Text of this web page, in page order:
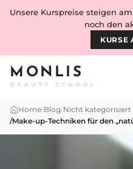
Skip to content
MONLIS
BEAUTY SCHOOL
Unsere Kurspreise steigen
noch den
KURSE
Home/Blog/Nicht kategorisiert
/Make-up-Techniken für den